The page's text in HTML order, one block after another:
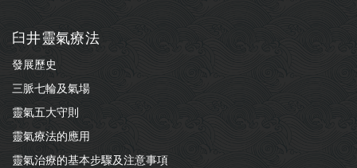
臼井靈氣療法
發展歷史
三脈七輪及氣場
靈氣五大守則
靈氣療法的應用
靈氣治療的基本步驟及注意事項